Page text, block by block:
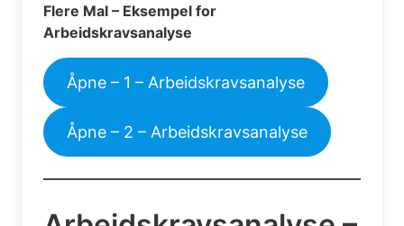
Flere Mal – Eksempel for
Arbeidskravsanalyse
Åpne – 1 – Arbeidskravsanalyse
Åpne – 2 – Arbeidskravsanalyse